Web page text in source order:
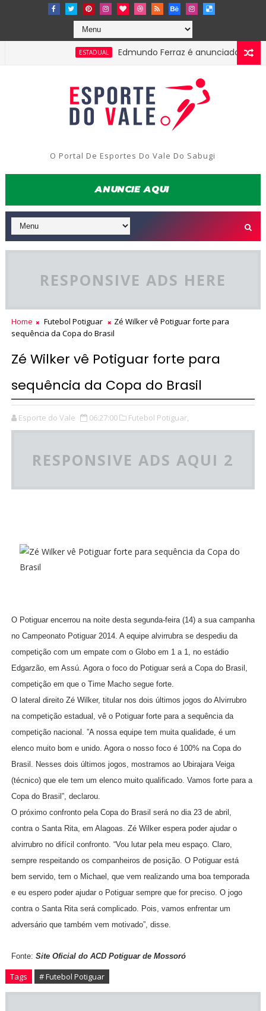
ESTADUAL Edmundo Ferraz é anunciado na
O Portal De Esportes Do Vale Do Sabugi
RESPONSIVE ADS HERE
Home Futebol Potiguar
Zé Wilker vê Potiguar forte para
sequência da Copa do Brasil
Zé Wilker vê Potiguar forte para
sequência da Copa do Brasil
Esporte do Vale 06:27:00 Futebol Potiguar,
RESPONSIVE ADS AQUI 2
O Potiguar encerrou na noite desta segunda-feira (14) a sua campanha
no Campeonato Potiguar 2014. A equipe alvirrubra se despediu da
competição com um empate com o Globo em 1 a 1, no estádio
Edgarzão, em Assú. Agora o foco do Potiguar será a Copa do Brasil,
competição em que o Time Macho segue forte.
O lateral direito Zé Wilker, titular nos dois últimos jogos do Alvirrubro
na competição estadual, vê o Potiguar forte para a sequência da
competição nacional. ”A nossa equipe tem muita qualidade, é um
elenco muito bom e unido. Agora o nosso foco é 100% na Copa do
Brasil. Nesses dois últimos jogos, mostramos ao Ubirajara Veiga
(técnico) que ele tem um elenco muito qualificado. Vamos forte para a
Copa do Brasil”, declarou.
O próximo confronto pela Copa do Brasil será no dia 23 de abril,
contra o Santa Rita, em Alagoas. Zé Wilker espera poder ajudar o
alvirrubro no difícil confronto. “Vou lutar pela meu espaço. Claro,
sempre respeitando os companheiros de posição. O Potiguar está
bem servido, tem o Michael, que vem realizando uma boa temporada
e eu espero poder ajudar o Potiguar sempre que for preciso. O jogo
contra o Santa Rita será complicado. Pois, vamos enfrentar um
adversário que também vem motivado”, disse.
Fonte: Site Oficial do ACD Potiguar de Mossoró
Tags # Futebol Potiguar